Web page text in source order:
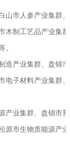
市人参产业集群、
木制工艺品产业集
。
产业集群、盘锦市
电子材料产业集群
业集群、盘锦市塑
原市生物质能源产